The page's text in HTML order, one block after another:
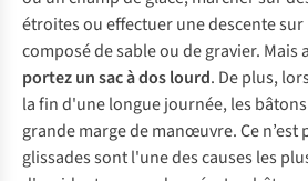
étroites ou effectuer une descente
composé de sable ou de gravier. Mais
portez un sac à dos lourd. De plus,
la fin d'une longue journée, les
grande marge de manœuvre. Ce n’est
glissades sont l'une des causes les